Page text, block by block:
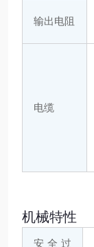
输出电阻
电缆
机械特性
安全过